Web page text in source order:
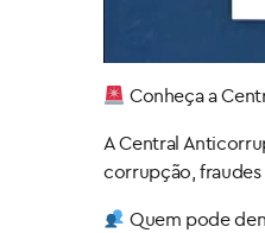
Conheça a
A Central
corrupção,
Quem pode